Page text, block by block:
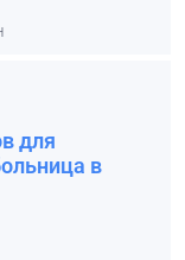
для
в